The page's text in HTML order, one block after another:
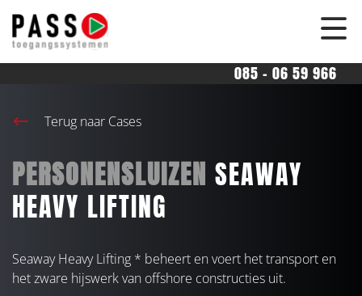
overslaan
085 - 06 59 966
Terug naar Cases
PERSONENSLUIZEN SEAWAY
HEAVY LIFTING
Seaway Heavy Lifting * beheert en voert het transport en
het zware hijswerk van offshore constructies uit.